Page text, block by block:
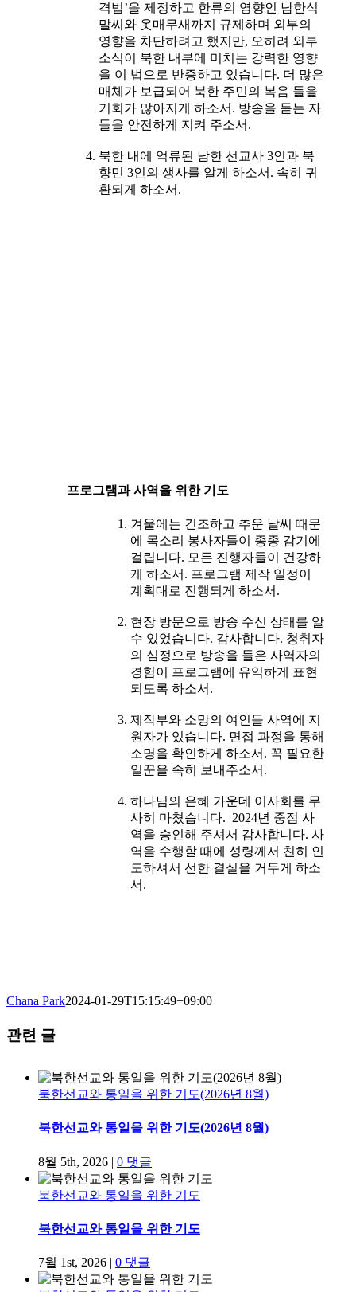
격법’을 제정하고 한류의 영향인 남한식
말씨와 옷매무새까지 규제하며 외부의
영향을 차단하려고 했지만, 오히려 외부
소식이 북한 내부에 미치는 강력한 영향
을 이 법으로 반증하고 있습니다. 더 많은
매체가 보급되어 북한 주민의 복음 들을
기회가 많아지게 하소서. 방송을 듣는 자
들을 안전하게 지켜 주소서.
북한 내에 억류된 남한 선교사 3인과 북
향민 3인의 생사를 알게 하소서. 속히 귀
환되게 하소서.
프로그램과 사역을 위한 기도
겨울에는 건조하고 추운 날씨 때문
에 목소리 봉사자들이 종종 감기에
걸립니다. 모든 진행자들이 건강하
게 하소서. 프로그램 제작 일정이
계획대로 진행되게 하소서.
현장 방문으로 방송 수신 상태를 알
수 있었습니다. 감사합니다. 청취자
의 심정으로 방송을 들은 사역자의
경험이 프로그램에 유익하게 표현
되도록 하소서.
제작부와 소망의 여인들 사역에 지
원자가 있습니다. 면접 과정을 통해
소명을 확인하게 하소서. 꼭 필요한
일꾼을 속히 보내주소서.
하나님의 은혜 가운데 이사회를 무
사히 마쳤습니다. 2024년 중점 사
역을 승인해 주셔서 감사합니다. 사
역을 수행할 때에 성령께서 친히 인
도하셔서 선한 결실을 거두게 하소
서.
Chana Park2024-01-29T15:15:49+09:00
관련 글
북한선교와 통일을 위한 기도(2026년 8월)
북한선교와 통일을 위한 기도(2026년 8월)
8월 5th, 2026 | 0 댓글
북한선교와 통일을 위한 기도
북한선교와 통일을 위한 기도
7월 1st, 2026 | 0 댓글